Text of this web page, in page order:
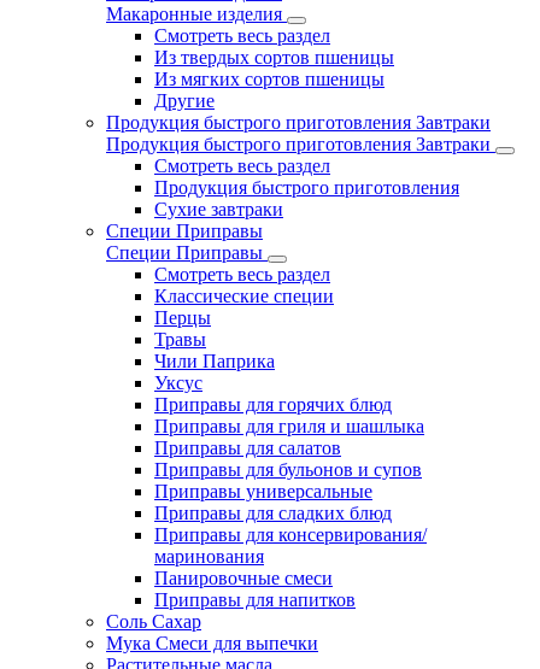
Макаронные изделия
Смотреть весь раздел
Из твердых сортов пшеницы
Из мягких сортов пшеницы
Другие
Продукция быстрого приготовления Завтраки
Продукция быстрого приготовления Завтраки
Смотреть весь раздел
Продукция быстрого приготовления
Сухие завтраки
Специи Приправы
Специи Приправы
Смотреть весь раздел
Классические специи
Перцы
Травы
Чили Паприка
Уксус
Приправы для горячих блюд
Приправы для гриля и шашлыка
Приправы для салатов
Приправы для бульонов и супов
Приправы универсальные
Приправы для сладких блюд
Приправы для консервирования/
маринования
Панировочные смеси
Приправы для напитков
Соль Сахар
Мука Смеси для выпечки
Растительные масла